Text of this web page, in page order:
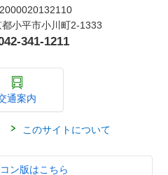
小平市小川町2-1333
341-1211
通案内
このサイトについて
ン版はこちら